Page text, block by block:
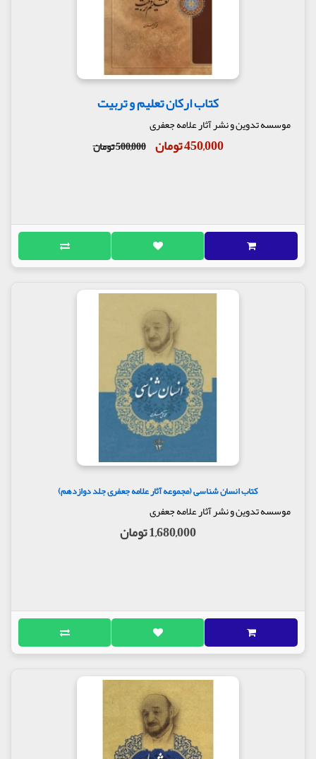
کتاب ارکان تعلیم و تربیت
موسسه تدوین و نشر آثار علامه جعفری
450,000 تومان 500,000 تومان
کتاب انسان شناسی (مجموعه آثار علامه جعفری جلد دوازدهم)
موسسه تدوین و نشر آثار علامه جعفری
1,680,000 تومان